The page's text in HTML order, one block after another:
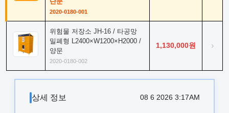
2020-0180-001
위험물 저장소 JH-16 / 타공망
밀폐형 L2400×W1200×H2000 /
양문
2020-0180-002
1,130,000원 ›
상세 정보 08 6 2026 3:17AM